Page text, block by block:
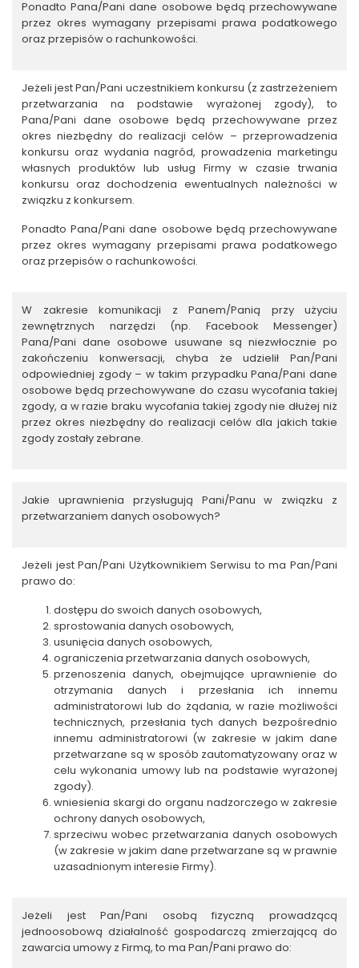
Ponadto Pana/Pani dane osobowe będą przechowywane
przez okres wymagany przepisami prawa podatkowego
oraz przepisów o rachunkowości.
Jeżeli jest Pan/Pani uczestnikiem konkursu (z zastrzeżeniem
przetwarzania na podstawie wyrażonej zgody), to
Pana/Pani dane osobowe będą przechowywane przez
okres niezbędny do realizacji celów – przeprowadzenia
konkursu oraz wydania nagród, prowadzenia marketingu
własnych produktów lub usług Firmy w czasie trwania
konkursu oraz dochodzenia ewentualnych należności w
związku z konkursem.
Ponadto Pana/Pani dane osobowe będą przechowywane
przez okres wymagany przepisami prawa podatkowego
oraz przepisów o rachunkowości.
W zakresie komunikacji z Panem/Panią przy użyciu
zewnętrznych narzędzi (np. Facebook Messenger)
Pana/Pani dane osobowe usuwane są niezwłocznie po
zakończeniu konwersacji, chyba że udzielił Pan/Pani
odpowiedniej zgody – w takim przypadku Pana/Pani dane
osobowe będą przechowywane do czasu wycofania takiej
zgody, a w razie braku wycofania takiej zgody nie dłużej niż
przez okres niezbędny do realizacji celów dla jakich takie
zgody zostały zebrane.
Jakie uprawnienia przysługują Pani/Panu w związku z
przetwarzaniem danych osobowych?
Jeżeli jest Pan/Pani Użytkownikiem Serwisu to ma Pan/Pani
prawo do:
dostępu do swoich danych osobowych,
sprostowania danych osobowych,
usunięcia danych osobowych,
ograniczenia przetwarzania danych osobowych,
przenoszenia danych, obejmujące uprawnienie do
otrzymania danych i przesłania ich innemu
administratorowi lub do żądania, w razie możliwości
technicznych, przesłania tych danych bezpośrednio
innemu administratorowi (w zakresie w jakim dane
przetwarzane są w sposób zautomatyzowany oraz w
celu wykonania umowy lub na podstawie wyrażonej
zgody).
wniesienia skargi do organu nadzorczego w zakresie
ochrony danych osobowych,
sprzeciwu wobec przetwarzania danych osobowych
(w zakresie w jakim dane przetwarzane są w prawnie
uzasadnionym interesie Firmy).
Jeżeli jest Pan/Pani osobą fizyczną prowadzącą
jednoosobową działalność gospodarczą zmierzającą do
zawarcia umowy z Firmą, to ma Pan/Pani prawo do: